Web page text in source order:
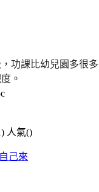
功課比幼兒園多很
。
人氣()
己來